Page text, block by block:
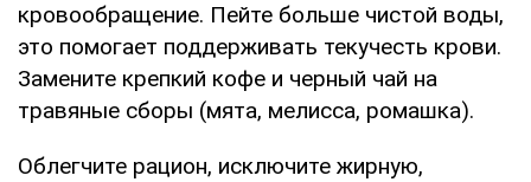
кровообращение. Пейте больше чистой воды,
это помогает поддерживать текучесть крови.
Замените крепкий кофе и черный чай на
травяные сборы (мята, мелисса, ромашка).
Облегчите рацион, исключите жирную,